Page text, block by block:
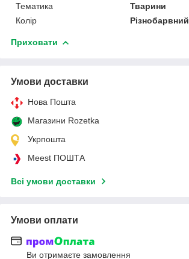
Тематика
Тварини
Колір
Різнобарвний
Приховати
Умови доставки
Нова Пошта
Магазини Rozetka
Укрпошта
Meest ПОШТА
Всі умови доставки
Умови оплати
Ви отримаєте замовлення